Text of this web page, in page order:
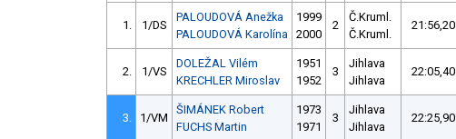
1. 1/DS
PALOUDOVÁ Anežka
PALOUDOVÁ Karolína
1999
2000
2
Č.Kruml.
Č.Kruml.
21:56,20
2. 1/VS
DOLEŽAL Vilém
KRECHLER Miroslav
1951
1952
3
Jihlava
Jihlava
22:05,40
3. 1/VM
ŠIMÁNEK Robert
FUCHS Martin
1973
1971
3
Jihlava
Jihlava
22:25,90